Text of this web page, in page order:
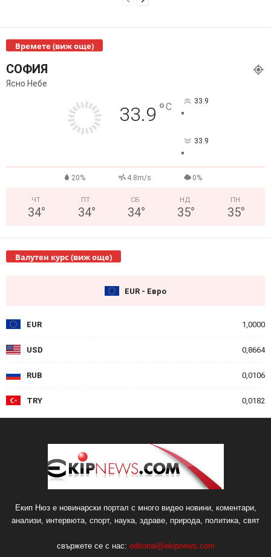
Времете (виж още)
СОФИЯ
Ясно Небе
33.9 °C 33.9
°
33.9
°
20% 4.8m/s 0%
ЧТ
34°
ПТ
34°
СБ
34°
НД
35°
ПН
35°
Валутен курс (виж още)
EUR - Евро
EUR 1,0000
USD 0,8664
RUB 0,0106
TRY 0,0182
Екип Нюз е новинарски портал с много видео новини, коментари,
анализи, интервюта, спорт, наука, здраве, природа, политика, свят
свържете се с нас: editorial@ekipnews.com